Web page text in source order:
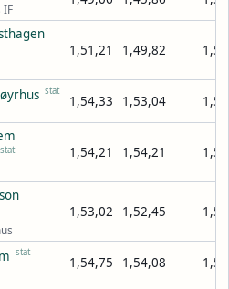
IF
1,51,21 1,49,82
stat
1,54,33 1,53,04
stat 1,54,21 1,54,21
1,53,02 1,52,45
stat
1,54,75 1,54,08